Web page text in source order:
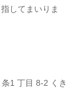
してまいりま
1 丁目 8-2 くき